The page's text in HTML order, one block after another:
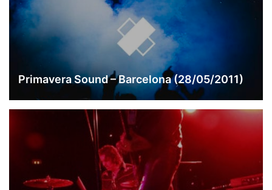
Primavera Sound – Barcelona (28/05/2011)